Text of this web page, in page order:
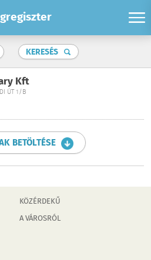
KERESÉS
Kft
ÚT 1/B
BETÖLTÉSE
KÖZÉRDEKŰ
A VÁROSRÓL